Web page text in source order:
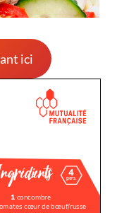
ici